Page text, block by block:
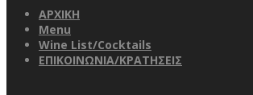
ΑΡΧΙΚΗ
Menu
Wine List/Cocktails
ΕΠΙΚΟΙΝΩΝΙΑ/ΚΡΑΤΗΣΕΙΣ